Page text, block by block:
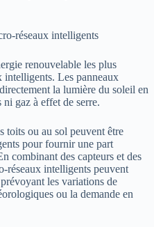
réseaux intelligents
renouvelable les plus
intelligents. Les panneaux
la lumière du soleil en
gaz à effet de serre.
toits ou au sol peuvent être
pour fournir une part
combinant des capteurs et des
réseaux intelligents peuvent
les variations de
ou la demande en